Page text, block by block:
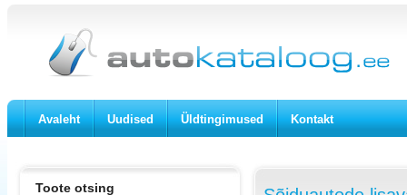
Avaleht Uudised Üldtingimused Kontakt
Toote otsing